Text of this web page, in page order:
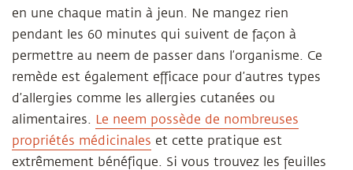
en une chaque matin à jeun. Ne mangez rien
pendant les 60 minutes qui suivent de façon à
permettre au neem de passer dans l’organisme. Ce
remède est également efficace pour d’autres types
d’allergies comme les allergies cutanées ou
alimentaires. Le neem possède de nombreuses
propriétés médicinales et cette pratique est
extrêmement bénéfique. Si vous trouvez les feuilles